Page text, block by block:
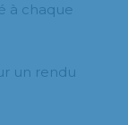
à chaque
un rendu